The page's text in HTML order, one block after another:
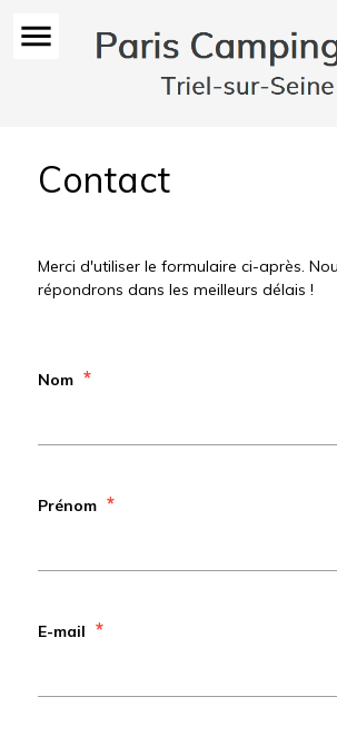
menu
Contact
Merci d'utiliser le formulaire ci-après.
répondrons dans les meilleurs délais !
Nom *
Prénom *
E-mail *